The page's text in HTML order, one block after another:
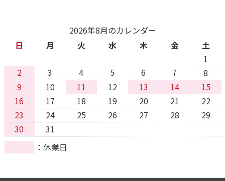
2026年8月のカレンダー
日
月 火 水 木 金
土
1
2
3 4 5 6 7
8
9
10 11 12 13 14
15
16
17 18 19 20 21
22
23
24 25 26 27 28
29
30
31
休業日